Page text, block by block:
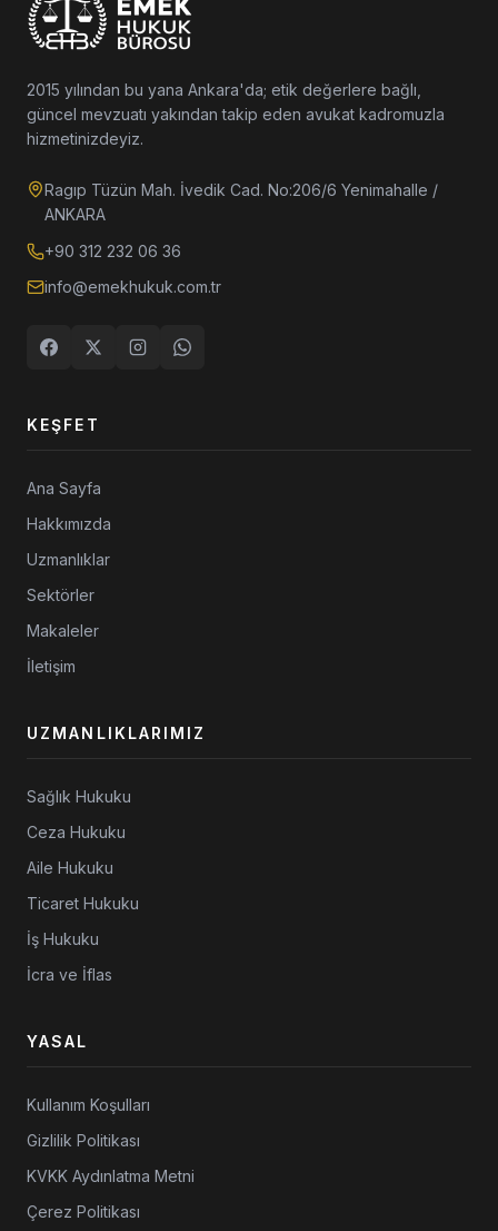
2015 yılından bu yana Ankara'da; etik değerlere bağlı,
güncel mevzuatı yakından takip eden avukat kadromuzla
hizmetinizdeyiz.
Ragıp Tüzün Mah. İvedik Cad. No:206/6 Yenimahalle /
ANKARA
+90 312 232 06 36
info@emekhukuk.com.tr
KEŞFET
Ana Sayfa
Hakkımızda
Uzmanlıklar
Sektörler
Makaleler
İletişim
UZMANLIKLARIMIZ
Sağlık Hukuku
Ceza Hukuku
Aile Hukuku
Ticaret Hukuku
İş Hukuku
İcra ve İflas
YASAL
Kullanım Koşulları
Gizlilik Politikası
KVKK Aydınlatma Metni
Çerez Politikası